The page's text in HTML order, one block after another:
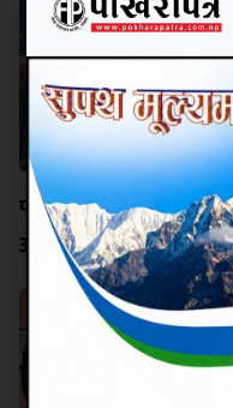
पोखरामा बीवाईडीको
आधिकारिक सर्भिस